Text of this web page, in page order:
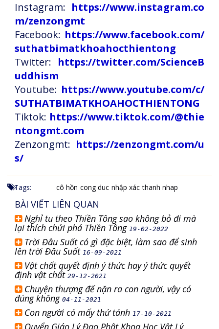
Instagram: https://www.instagram.co
m/zenzongmt
Facebook: https://www.facebook.com/
suthatbimatkhoahocthientong
Twitter: https://twitter.com/ScienceB
uddhism
Youtube: https://www.youtube.com/c/
SUTHATBIMATKHOAHOCTHIENTONG
Tiktok: https://www.tiktok.com/@thie
ntongmt.com
Zenzongmt: https://zenzongmt.com/u
s/
Tags: cô hồn cong duc nhập xác thanh nhap
BÀI VIẾT LIÊN QUAN
Nghỉ tu theo Thiền Tông sao không bỏ đi mà
lại thích chửi phá Thiền Tông 19-02-2022
Trời Đâu Suất có gì đặc biệt, làm sao để sinh
lên trời Đâu Suất 16-09-2021
Vật chất quyết định ý thức hay ý thức quyết
định vật chất 29-12-2021
Chuyện thượng đế nặn ra con người, vậy có
đúng không 04-11-2021
Con người có mấy thứ tánh 17-10-2021
Quyển Giáo Lý Đạo Phật Khoa Học Vật Lý